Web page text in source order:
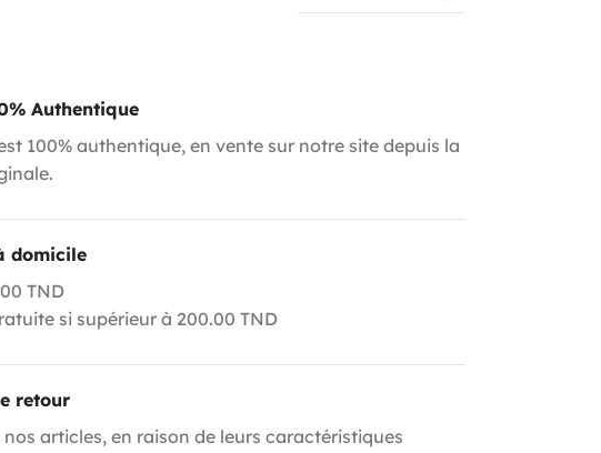
Authentique
100% authentique, en vente sur notre site depuis la
domicile
TND
si supérieur à 200.00 TND
retour
articles, en raison de leurs caractéristiques